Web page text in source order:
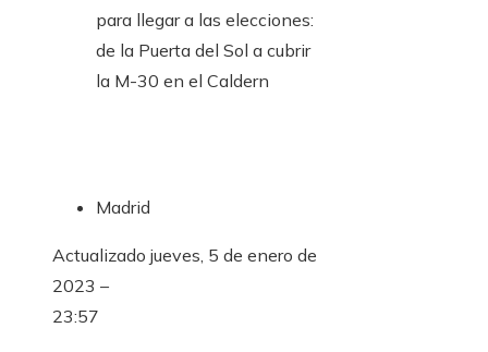
Madrid
Actualizado jueves, 5 de enero de
2023 –
23:57